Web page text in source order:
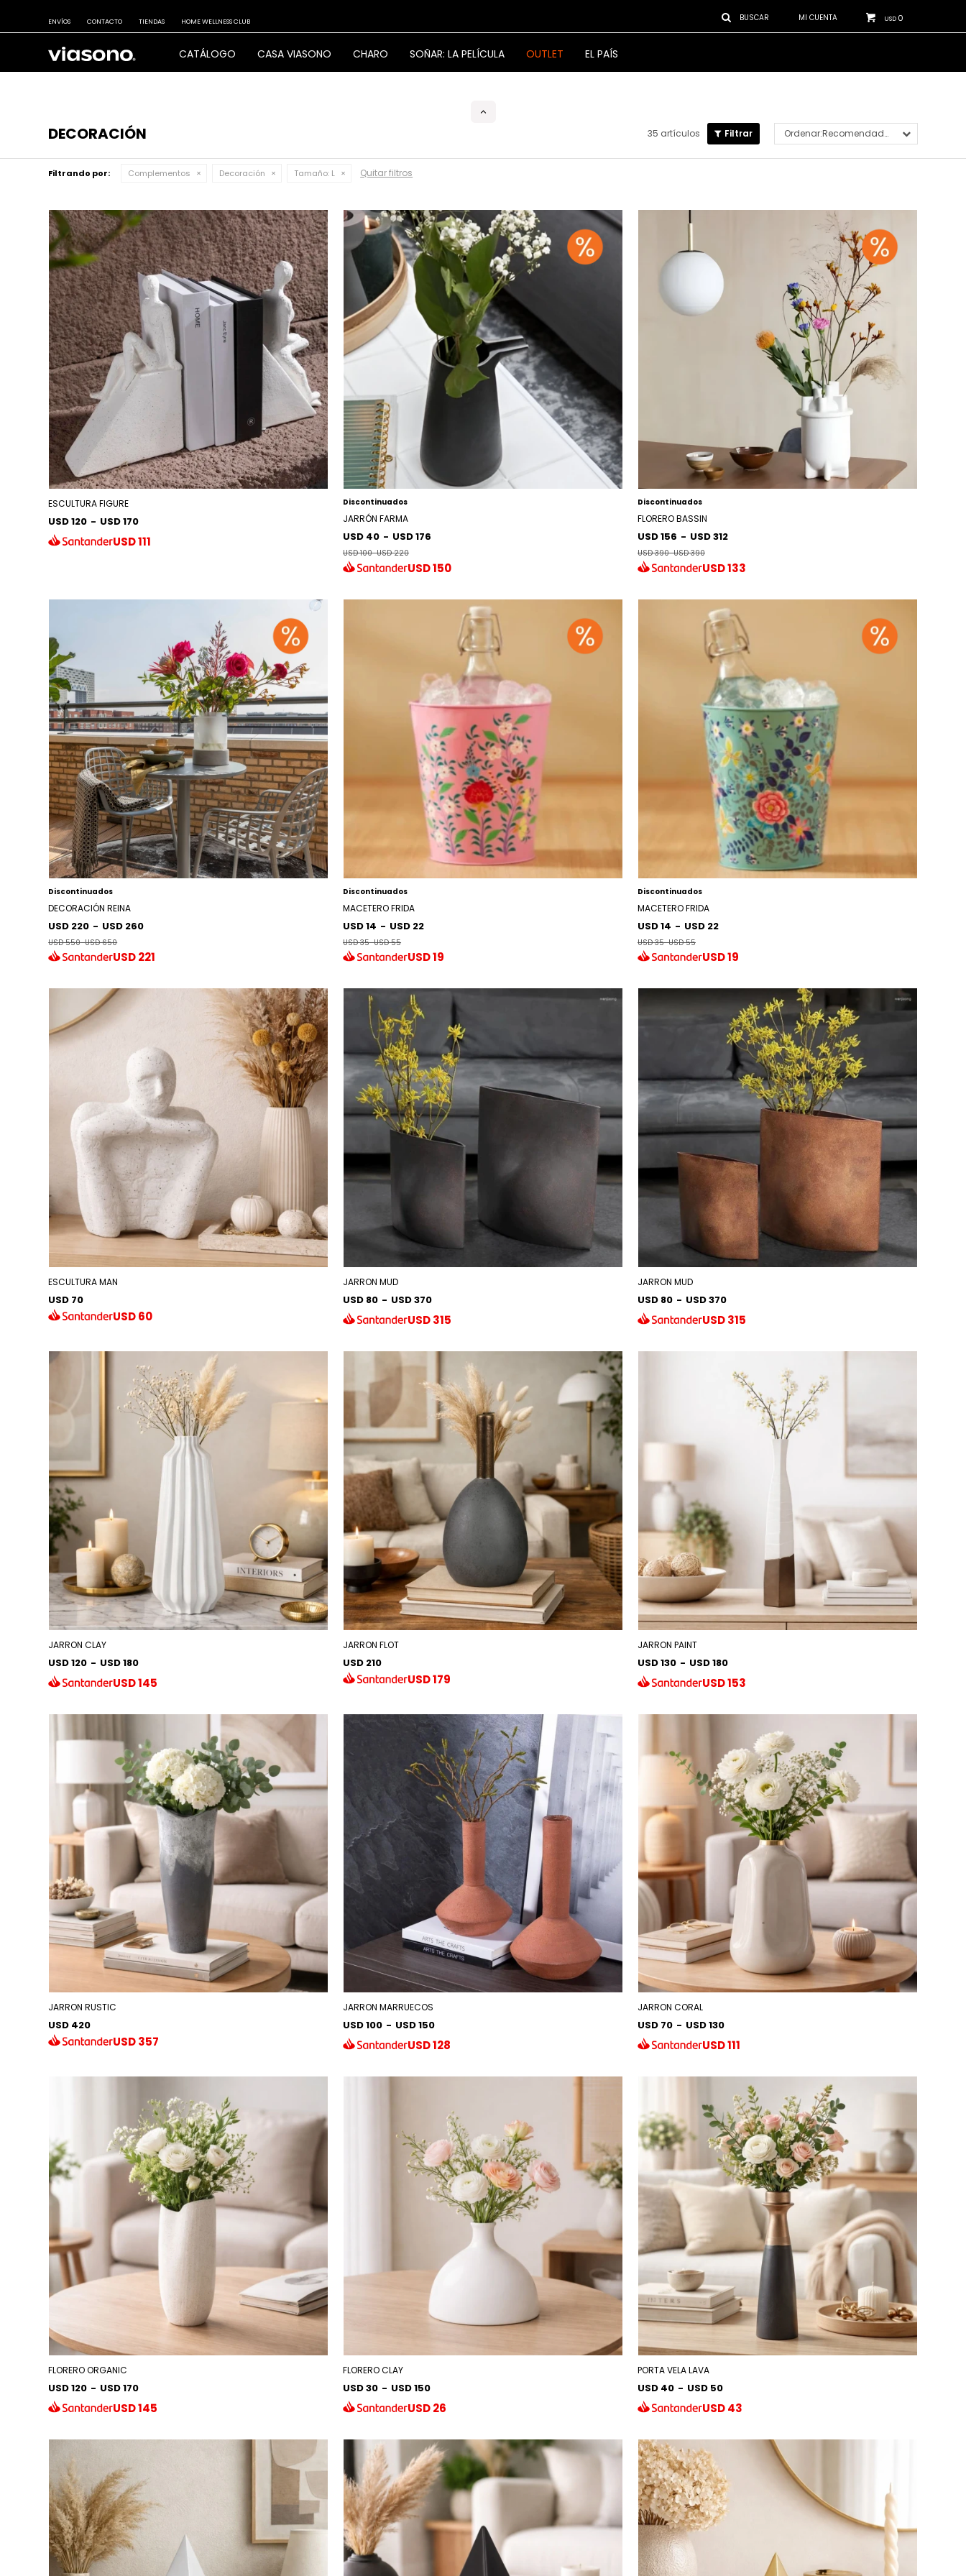
CATÁLOGO CASA VIASONO CHARO SOÑAR: LA PELÍCULA OUTLET EL PAÍS
USD 0
ENVÍOS CONTACTO TIENDAS HOME WELLNESS CLUB
DECORACIÓN 35 artículos Recomendados
Filtrando por: Complementos Decoración Tamaño: L Quitar filtros
ESCULTURA FIGURE
USD 120 - USD 170
USD111
Discontinuados
JARRÓN FARMA
USD 40 - USD 176
USD 100-USD 220
USD150
Discontinuados
FLORERO BASSIN
USD 156 - USD 312
USD 390-USD 390
USD133
Discontinuados
DECORACIÓN REINA
USD 220 - USD 260
USD 550-USD 650
USD221
Discontinuados
MACETERO FRIDA
USD 14 - USD 22
USD 35-USD 55
USD19
Discontinuados
MACETERO FRIDA
USD 14 - USD 22
USD 35-USD 55
USD19
ESCULTURA MAN
USD 70
USD60
JARRON MUD
USD 80 - USD 370
USD315
JARRON MUD
USD 80 - USD 370
USD315
JARRON CLAY
USD 120 - USD 180
USD145
JARRON FLOT
USD 210
USD179
JARRON PAINT
USD 130 - USD 180
USD153
JARRON RUSTIC
USD 420
USD357
JARRON MARRUECOS
USD 100 - USD 150
USD128
JARRON CORAL
USD 70 - USD 130
USD111
FLORERO ORGANIC
USD 120 - USD 170
USD145
FLORERO CLAY
USD 30 - USD 150
USD26
PORTA VELA LAVA
USD 40 - USD 50
USD43